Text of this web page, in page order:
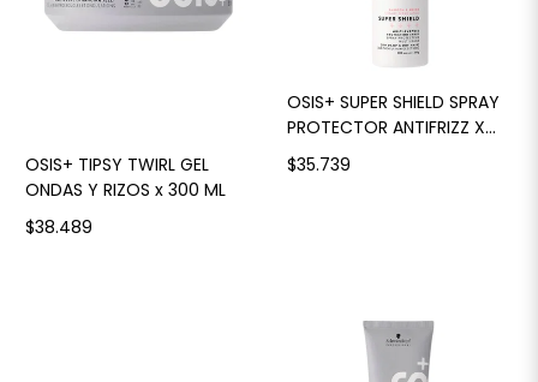
OSIS+ TIPSY TWIRL GEL
ONDAS Y RIZOS x 300 ML
$38.489
OSIS+ SUPER SHIELD SPRAY
PROTECTOR ANTIFRIZZ X
300 ML
$35.739